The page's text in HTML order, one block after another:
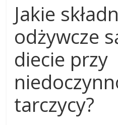
Jakie
odżywcze
diecie przy
tarczycy?